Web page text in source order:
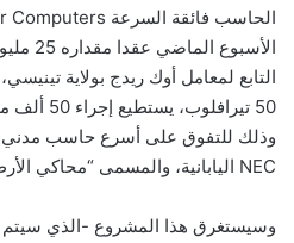
التابع لمعامل أوك ريدج بولاية
50
وذلك للتفوق على أسرع حاسب مدني
NEC اليابانية، والمسمى “محاكي الأرض” أو Earth Simulator.